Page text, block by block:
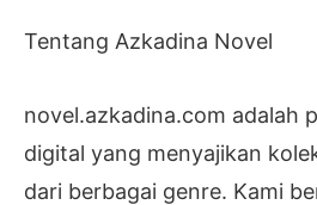
Tentang Azkadina Novel
novel.azkadina.com adalah
digital yang menyajikan
dari berbagai genre. Kami